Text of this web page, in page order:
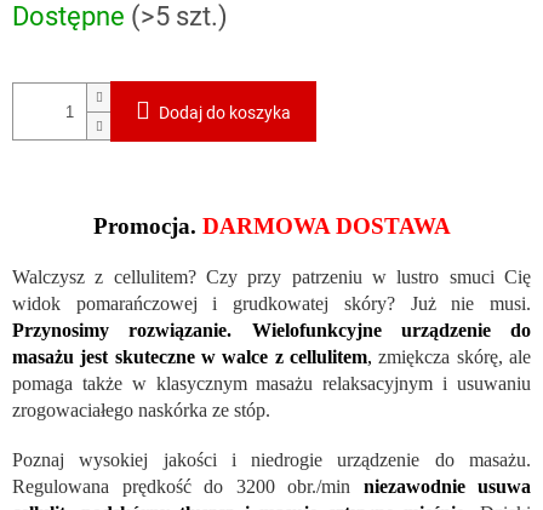
jednostkowa:
Dostępne (>5 szt.)
Dodaj do koszyka
Promocja. DARMOWA DOSTAWA
Walczysz z cellulitem? Czy przy patrzeniu w lustro smuci Cię
widok pomarańczowej i grudkowatej skóry? Już nie musi.
Przynosimy rozwiązanie. Wielofunkcyjne urządzenie do
masażu jest skuteczne w walce z cellulitem, zmiękcza skórę, ale
pomaga także w klasycznym masażu relaksacyjnym i usuwaniu
zrogowaciałego naskórka ze stóp.
Poznaj wysokiej jakości i niedrogie urządzenie do masażu.
Regulowana prędkość do 3200 obr./min niezawodnie usuwa